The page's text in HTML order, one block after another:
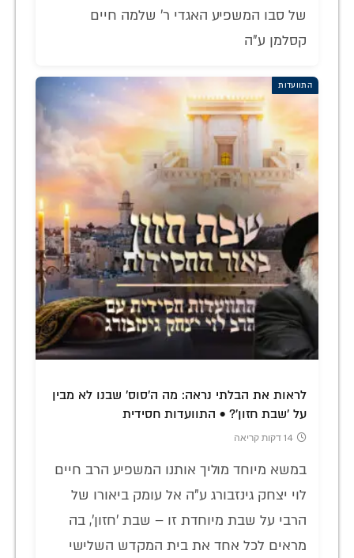
של סבו המשפיע האגדי ר' שלמה חיים
קסלמן ע"ה
התוועדות
לראות את הבלתי נראה: מה ה'סוס' שבנו לא מבין
על 'שבת חזון'? • התוועדות חסידית
14 דקות קריאה
במשא מיוחד מוליך אותנו המשפיע הרב חיים
לוי יצחק גינזבורג ע"ה אל עומק ביאורו של
הרבי על שבת מיוחדת זו – שבת 'חזון', בה
מראים לכל אחד את בית המקדש השלישי